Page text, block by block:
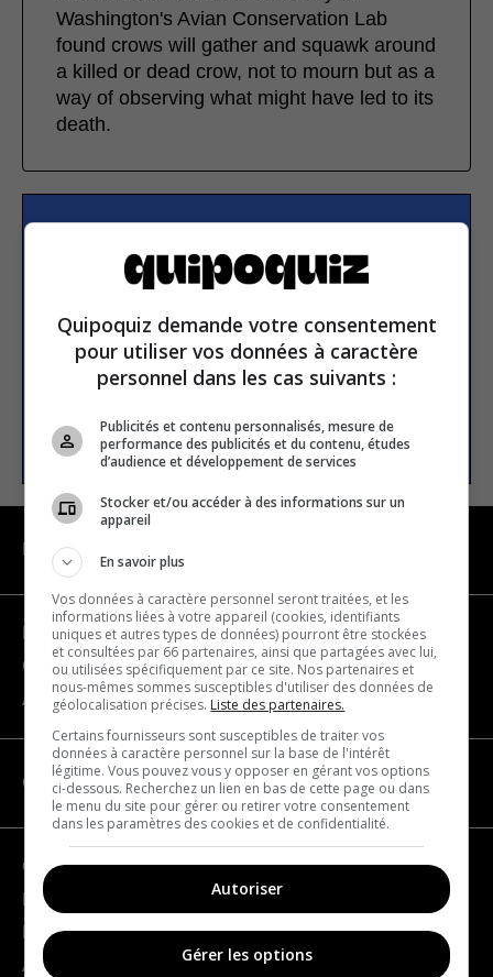
Washington's Avian Conservation Lab
found crows will gather and squawk around
a killed or dead crow, not to mourn but as a
way of observing what might have led to its
death.
newsletter
Email address
SUBSCRIBE
NAVIGATION
Become a partner
Contact us
About us
CATEGORIES
Geography
France
Europe
Americas
Quipoquiz demande votre consentement
pour utiliser vos données à caractère
personnel dans les cas suivants :
Publicités et contenu personnalisés, mesure de
performance des publicités et du contenu, études
d’audience et développement de services
Stocker et/ou accéder à des informations sur un
appareil
En savoir plus
Vos données à caractère personnel seront traitées, et les
informations liées à votre appareil (cookies, identifiants
uniques et autres types de données) pourront être stockées
et consultées par 66 partenaires, ainsi que partagées avec lui,
ou utilisées spécifiquement par ce site. Nos partenaires et
nous-mêmes sommes susceptibles d'utiliser des données de
géolocalisation précises. Liste des partenaires.
Certains fournisseurs sont susceptibles de traiter vos
données à caractère personnel sur la base de l'intérêt
légitime. Vous pouvez vous y opposer en gérant vos options
ci-dessous. Recherchez un lien en bas de cette page ou dans
le menu du site pour gérer ou retirer votre consentement
dans les paramètres des cookies et de confidentialité.
Autoriser
Gérer les options